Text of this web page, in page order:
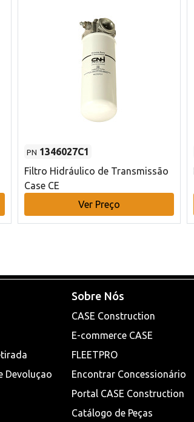
PN 1346027C1
Filtro Hidráulico de Transmissão
Case CE
Ver Preço
Devoluçao
Sobre Nós
CASE Construction
E-commerce CASE
FLEETPRO
Encontrar Concessionário
Portal CASE Construction
Catálogo de Peças